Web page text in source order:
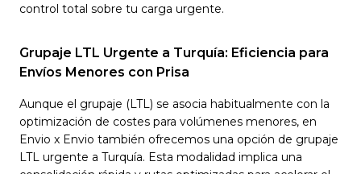
control total sobre tu carga urgente.
Grupaje LTL Urgente a Turquía: Eficiencia para
Envíos Menores con Prisa
Aunque el grupaje (LTL) se asocia habitualmente con la
optimización de costes para volúmenes menores, en
Envio x Envio también ofrecemos una opción de grupaje
LTL urgente a Turquía. Esta modalidad implica una